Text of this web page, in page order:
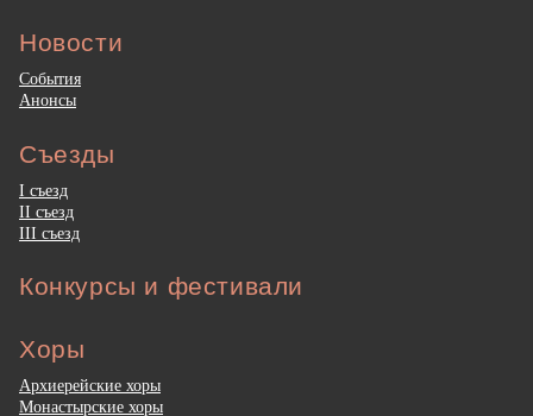
Новости
События
Анонсы
Съезды
I съезд
II съезд
III съезд
Конкурсы и фестивали
Хоры
Архиерейские хоры
Монастырские хоры